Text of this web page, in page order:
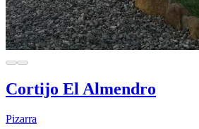
Cortijo El Almendro
Pizarra